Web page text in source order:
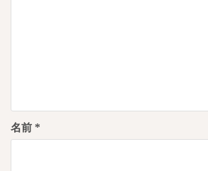
名前 *